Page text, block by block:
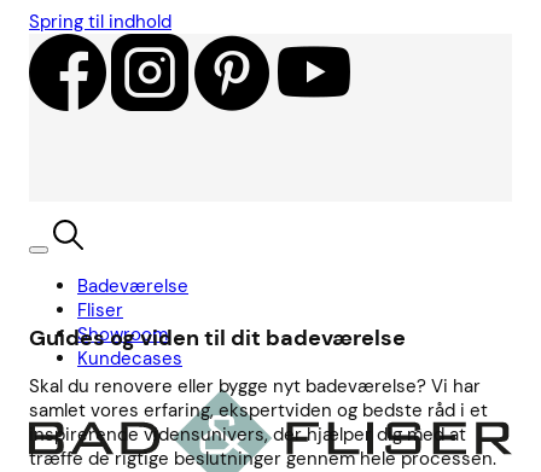
Spring til indhold
Badeværelse
Fliser
Showroom
Kundecases
Guides og viden til dit badeværelse
Skal du renovere eller bygge nyt badeværelse? Vi har
samlet vores erfaring, ekspertviden og bedste råd i et
inspirerende vidensunivers, der hjælper dig med at
træffe de rigtige beslutninger gennem hele processen.